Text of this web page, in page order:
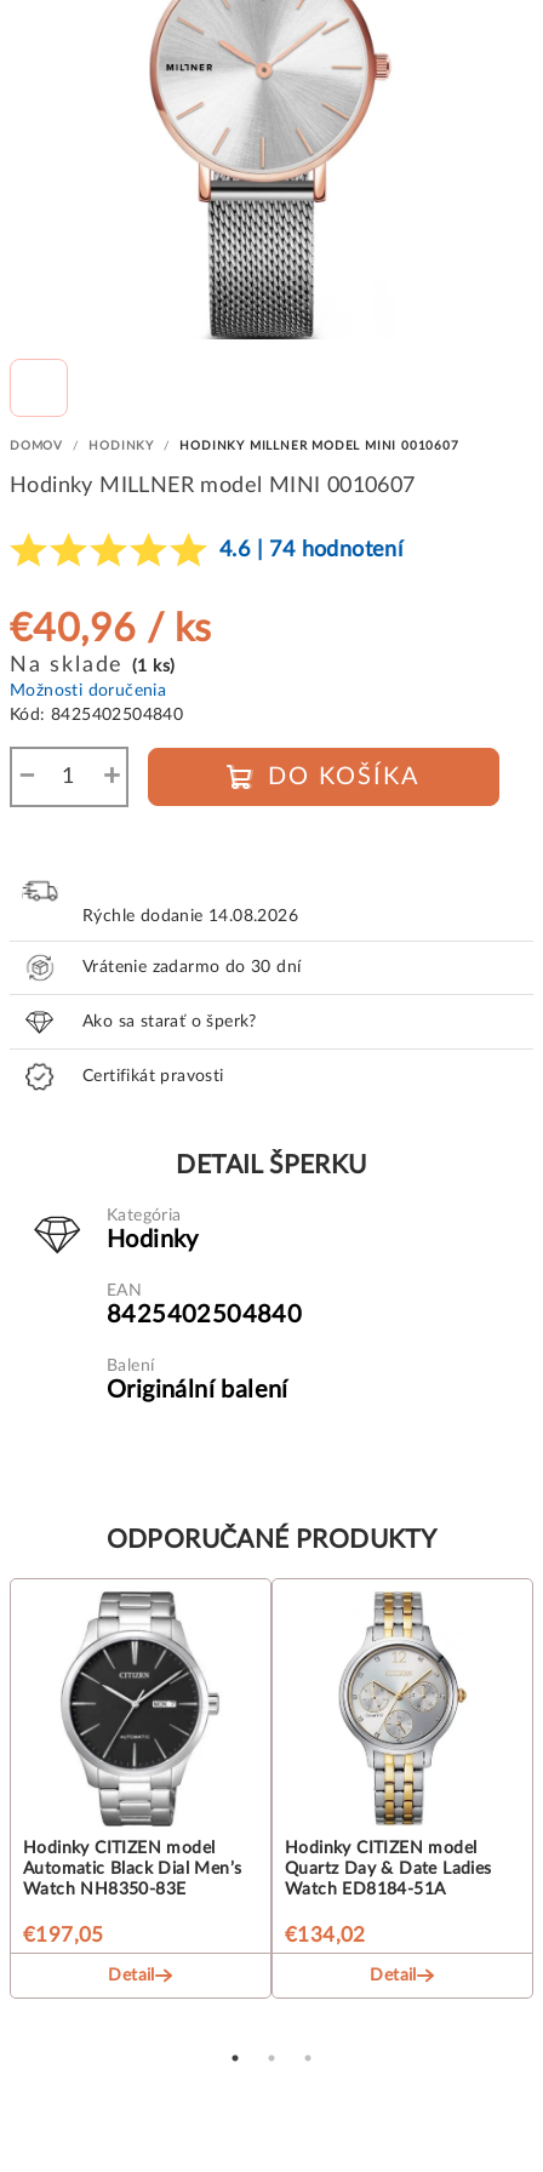
DOMOV / HODINKY / HODINKY MILLNER MODEL MINI 0010607
Hodinky MILLNER model MINI 0010607
4.6 | 74 hodnotení
€40,96 / ks
Jednotková
cena:
Na sklade
(1 ks)
Možnosti doručenia
Kód: 8425402504840
+
− DO KOŠÍKA
Rýchle dodanie 14.08.2026
Vrátenie zadarmo do 30 dní
Ako sa starať o šperk?
Certifikát pravosti
DETAIL ŠPERKU
Kategória
Hodinky
EAN
8425402504840
Balení
Originální balení
ODPORUČANÉ PRODUKTY
Hodinky CITIZEN model
Automatic Black Dial Men’s
Watch NH8350-83E
€197,05
Detail
Hodinky CITIZEN model
Quartz Day & Date Ladies
Watch ED8184-51A
€134,02
Detail